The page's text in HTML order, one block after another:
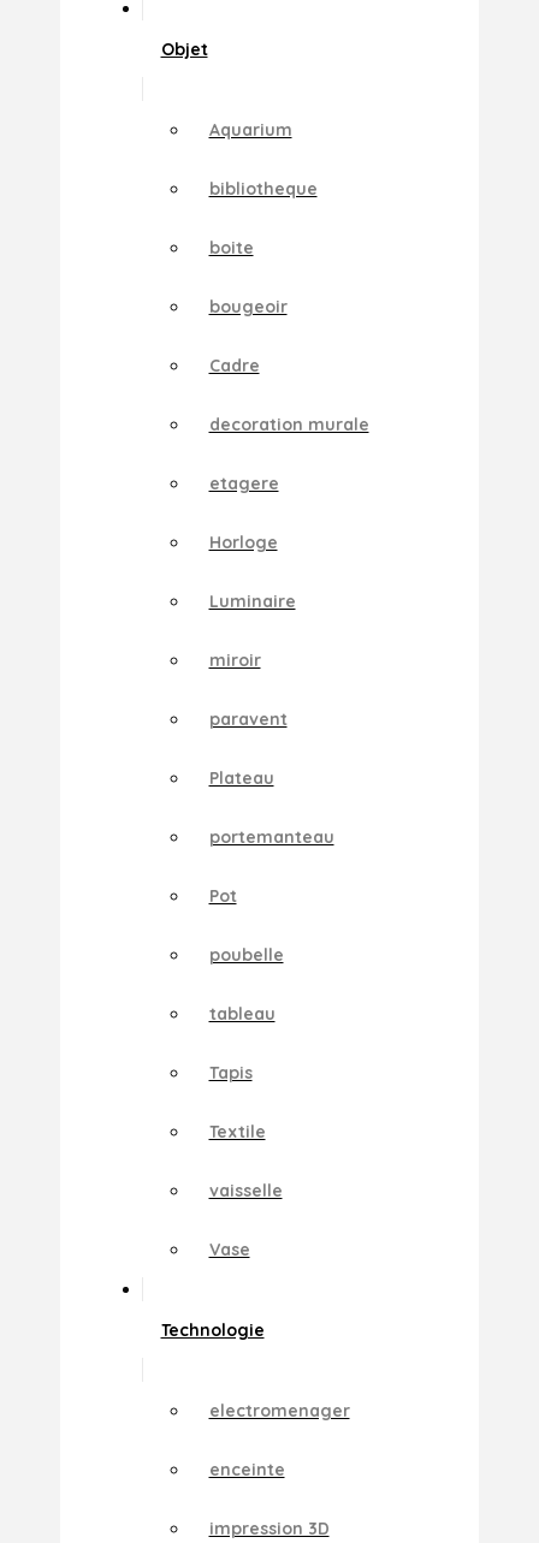
Objet
Aquarium
bibliotheque
boite
bougeoir
Cadre
decoration murale
etagere
Horloge
Luminaire
miroir
paravent
Plateau
portemanteau
Pot
poubelle
tableau
Tapis
Textile
vaisselle
Vase
Technologie
electromenager
enceinte
impression 3D